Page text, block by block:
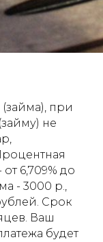
при
не
6,709% до
- 3000 р.,
Срок
Ваш
будет